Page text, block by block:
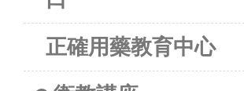
正確用藥教育中心